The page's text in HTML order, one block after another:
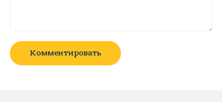
Комментировать